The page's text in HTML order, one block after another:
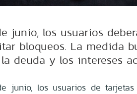
junio, los usuarios
bloqueos. La medida
deuda y los intereses
junio, los usuarios de